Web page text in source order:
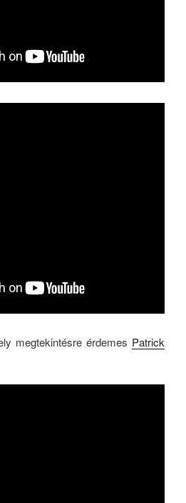
megtekintésre érdemes Patrick